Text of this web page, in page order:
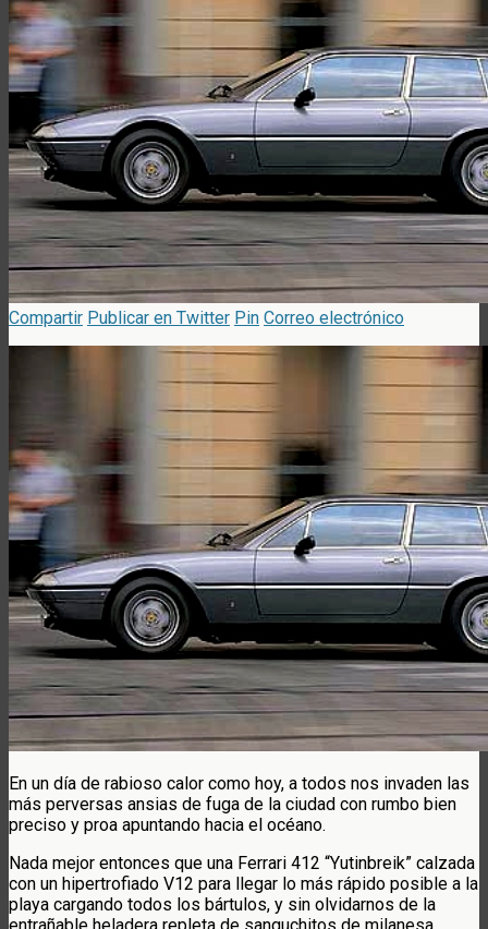
Compartir Publicar en Twitter Pin Correo electrónico
En un día de rabioso calor como hoy, a todos nos invaden las
más perversas ansias de fuga de la ciudad con rumbo bien
preciso y proa apuntando hacia el océano.
Nada mejor entonces que una Ferrari 412 “Yutinbreik” calzada
con un hipertrofiado V12 para llegar lo más rápido posible a la
playa cargando todos los bártulos, y sin olvidarnos de la